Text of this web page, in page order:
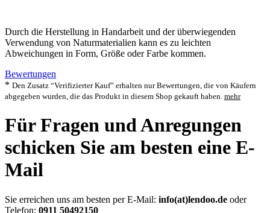
Durch die Herstellung in Handarbeit und der überwiegenden
Verwendung von Naturmaterialien kann es zu leichten
Abweichungen in Form, Größe oder Farbe kommen.
Bewertungen
* Den Zusatz “Verifizierter Kauf” erhalten nur Bewertungen, die von Käufern
abgegeben wurden, die das Produkt in diesem Shop gekauft haben. mehr
Für Fragen und Anregungen
schicken Sie am besten eine E-
Mail
Sie erreichen uns am besten per E-Mail: info(at)lendoo.de oder
Telefon: 0911 50492150